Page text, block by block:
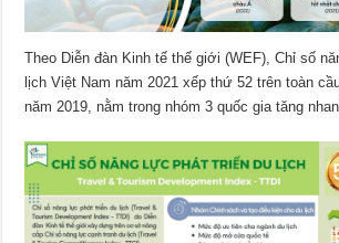
Theo Diễn đàn Kinh tế thế giới (WEF), Chỉ số
lịch Việt Nam năm 2021 xếp thứ 52 trên toàn
năm 2019, nằm trong nhóm 3 quốc gia tăng